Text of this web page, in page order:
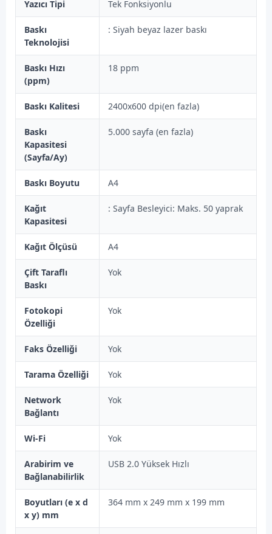
Yazıcı Tipi Tek Fonksiyonlu
Baskı
Teknolojisi
: Siyah beyaz lazer baskı
Baskı Hızı
(ppm)
18 ppm
Baskı Kalitesi 2400x600 dpi(en fazla)
Baskı
Kapasitesi
(Sayfa/Ay)
5.000 sayfa (en fazla)
Baskı Boyutu A4
Kağıt
Kapasitesi
: Sayfa Besleyici: Maks. 50 yaprak
Kağıt Ölçüsü A4
Çift Taraflı
Baskı
Yok
Fotokopi
Özelliği
Yok
Faks Özelliği Yok
Tarama Özelliği Yok
Network
Bağlantı
Yok
Wi-Fi Yok
Arabirim ve
Bağlanabilirlik
USB 2.0 Yüksek Hızlı
Boyutları (e x d
x y) mm
364 mm x 249 mm x 199 mm